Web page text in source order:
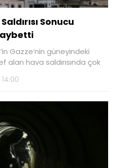
Sonucu
Gazze’nin güneyindeki
alan hava saldırısında çok